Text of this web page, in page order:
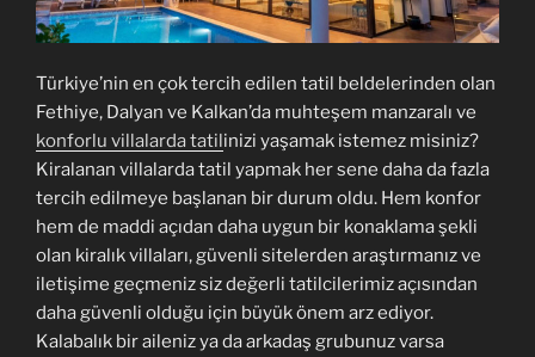
Türkiye’nin en çok tercih edilen tatil beldelerinden olan
Fethiye, Dalyan ve Kalkan’da muhteşem manzaralı ve
konforlu villalarda tatilinizi yaşamak istemez misiniz?
Kiralanan villalarda tatil yapmak her sene daha da fazla
tercih edilmeye başlanan bir durum oldu. Hem konfor
hem de maddi açıdan daha uygun bir konaklama şekli
olan kiralık villaları, güvenli sitelerden araştırmanız ve
iletişime geçmeniz siz değerli tatilcilerimiz açısından
daha güvenli olduğu için büyük önem arz ediyor.
Kalabalık bir aileniz ya da arkadaş grubunuz varsa